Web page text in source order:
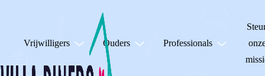
Vrijwilligers Ouders Professionals